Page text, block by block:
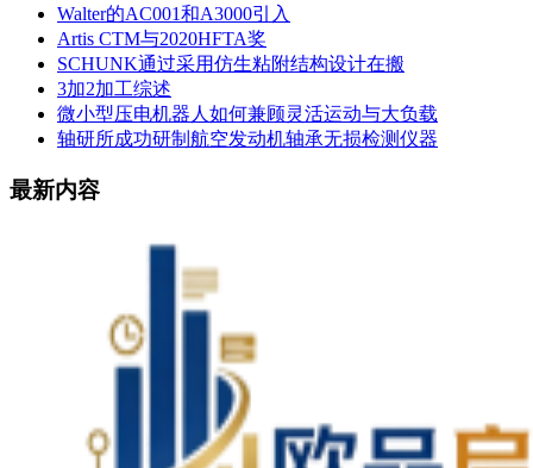
Walter的AC001和A3000引入
Artis CTM与2020HFTA奖
SCHUNK通过采用仿生粘附结构设计在搬
3加2加工综述
微小型压电机器人如何兼顾灵活运动与大负载
轴研所成功研制航空发动机轴承无损检测仪器
最新内容